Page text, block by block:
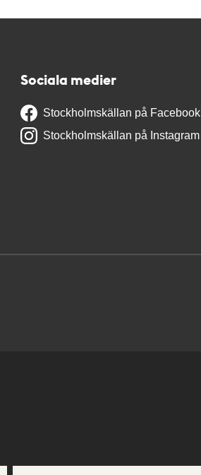
Sociala medier
Stockholmskällan på Facebook
Stockholmskällan på Instagram